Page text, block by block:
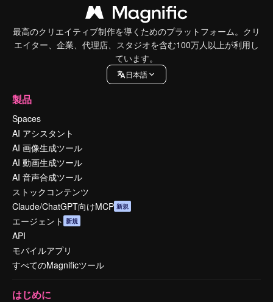
最高のクリエイティブ制作を導くためのプラットフォーム。クリ
エイター、企業、代理店、スタジオを含む100万人以上が利用し
ています。
日本語
製品
Spaces
AI アシスタント
AI 画像生成ツール
AI 動画生成ツール
AI 音声合成ツール
ストックコンテンツ
Claude/ChatGPT向けMCP 新規
エージェント 新規
API
モバイルアプリ
すべてのMagnificツール
はじめに